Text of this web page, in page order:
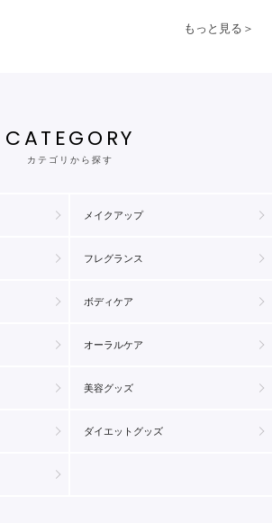
もっと見る＞
CATEGORY
カテゴリから探す
メイクアップ
フレグランス
ボディケア
オーラルケア
美容グッズ
ダイエットグッズ